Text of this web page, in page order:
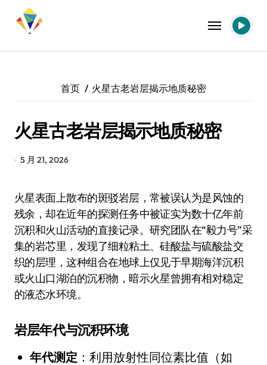
首页 火星古老岩层揭示地质秘密
火星古老岩层揭示地质秘密
5 月 21, 2026
火星表面上散布的斑驳岩层，常被误认为是风蚀的
残余，却在近年的探测任务中被证实为数十亿年前
沉积和火山活动的直接记录。研究团队在“毅力号”采
集的岩芯里，发现了细粒粘土、硅酸盐与硫酸盐交
织的层理，这种组合在地球上仅见于早期海洋沉积
或火山口湖泊的沉积物，暗示火星曾拥有相对稳定
的液态水环境。
岩层年代与沉积环境
年代测定 ：利用放射性同位素比值（如